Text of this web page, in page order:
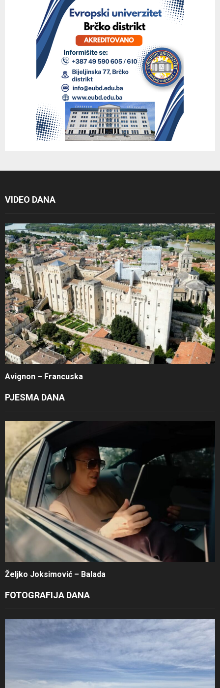
VIDEO DANA
Avignon – Francuska
PJESMA DANA
Željko Joksimović – Balada
FOTOGRAFIJA DANA